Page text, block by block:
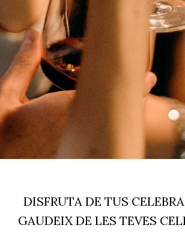
DISFRUTA DE TUS
GAUDEIX DE LES TEVES